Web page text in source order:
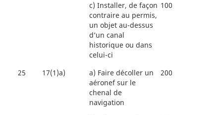
c) Installer, de façon
contraire au permis,
un objet au-dessus
d’un canal
historique ou dans
celui-ci
100
25 17(1)a) a) Faire décoller un
aéronef sur le
chenal de
navigation
200